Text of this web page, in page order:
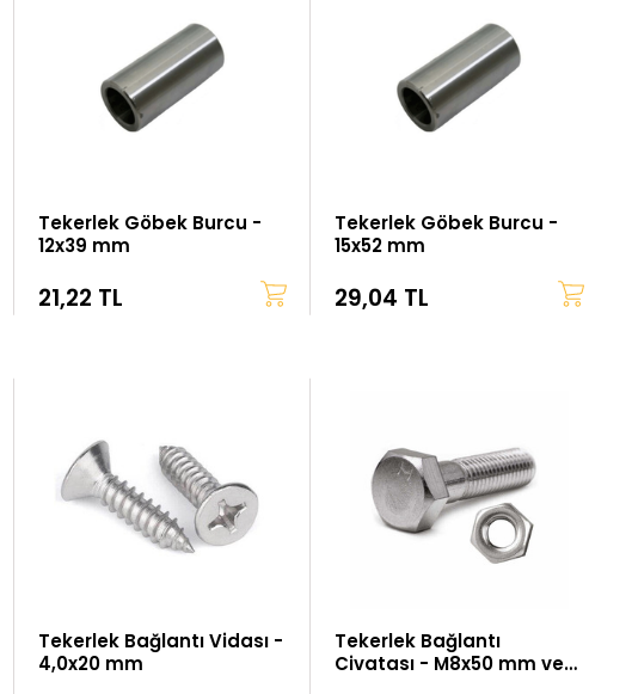
Tekerlek Göbek Burcu -
12x39 mm
21,22 TL
Tekerlek Göbek Burcu -
15x52 mm
29,04 TL
Tekerlek Bağlantı Vidası -
4,0x20 mm
Tekerlek Bağlantı
Civatası - M8x50 mm ve